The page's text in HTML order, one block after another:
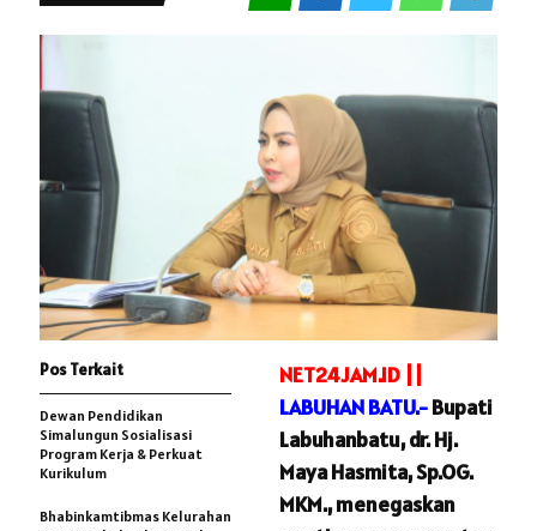
NET24JAM.ID ||
LABUHAN BATU.-Bupati
Labuhanbatu, dr. Hj.
Maya Hasmita, Sp.OG.
MKM., menegaskan
Pos Terkait
Dewan Pendidikan
Simalungun Sosialisasi
Program Kerja & Perkuat
Kurikulum
Bhabinkamtibmas Kelurahan